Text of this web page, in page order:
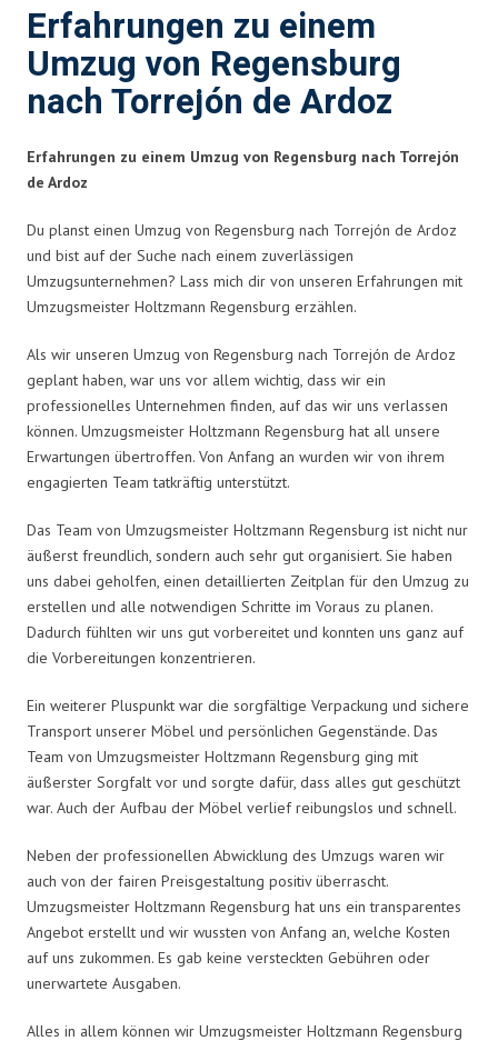
Erfahrungen zu einem
Umzug von Regensburg
nach Torrejón de Ardoz
Erfahrungen zu einem Umzug von Regensburg nach Torrejón
de Ardoz
Du planst einen Umzug von Regensburg nach Torrejón de Ardoz
und bist auf der Suche nach einem zuverlässigen
Umzugsunternehmen? Lass mich dir von unseren Erfahrungen mit
Umzugsmeister Holtzmann Regensburg erzählen.
Als wir unseren Umzug von Regensburg nach Torrejón de Ardoz
geplant haben, war uns vor allem wichtig, dass wir ein
professionelles Unternehmen finden, auf das wir uns verlassen
können. Umzugsmeister Holtzmann Regensburg hat all unsere
Erwartungen übertroffen. Von Anfang an wurden wir von ihrem
engagierten Team tatkräftig unterstützt.
Das Team von Umzugsmeister Holtzmann Regensburg ist nicht nur
äußerst freundlich, sondern auch sehr gut organisiert. Sie haben
uns dabei geholfen, einen detaillierten Zeitplan für den Umzug zu
erstellen und alle notwendigen Schritte im Voraus zu planen.
Dadurch fühlten wir uns gut vorbereitet und konnten uns ganz auf
die Vorbereitungen konzentrieren.
Ein weiterer Pluspunkt war die sorgfältige Verpackung und sichere
Transport unserer Möbel und persönlichen Gegenstände. Das
Team von Umzugsmeister Holtzmann Regensburg ging mit
äußerster Sorgfalt vor und sorgte dafür, dass alles gut geschützt
war. Auch der Aufbau der Möbel verlief reibungslos und schnell.
Neben der professionellen Abwicklung des Umzugs waren wir
auch von der fairen Preisgestaltung positiv überrascht.
Umzugsmeister Holtzmann Regensburg hat uns ein transparentes
Angebot erstellt und wir wussten von Anfang an, welche Kosten
auf uns zukommen. Es gab keine versteckten Gebühren oder
unerwartete Ausgaben.
Alles in allem können wir Umzugsmeister Holtzmann Regensburg